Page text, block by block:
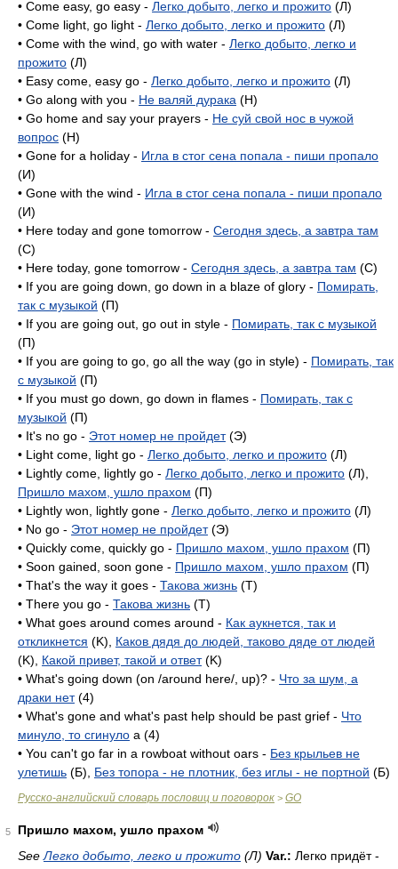
• Come easy, go easy - Легко добыто, легко и прожито (Л)
• Come light, go light - Легко добыто, легко и прожито (Л)
• Come with the wind, go with water - Легко добыто, легко и
прожито (Л)
• Easy come, easy go - Легко добыто, легко и прожито (Л)
• Go along with you - Не валяй дурака (H)
• Go home and say your prayers - Не суй свой нос в чужой
вопрос (H)
• Gone for a holiday - Игла в стог сена попала - пиши пропало
(И)
• Gone with the wind - Игла в стог сена попала - пиши пропало
(И)
• Here today and gone tomorrow - Сегодня здесь, а завтра там
(C)
• Here today, gone tomorrow - Сегодня здесь, а завтра там (C)
• If you are going down, go down in a blaze of glory - Помирать,
так с музыкой (П)
• If you are going out, go out in style - Помирать, так с музыкой
(П)
• If you are going to go, go all the way (go in style) - Помирать, так
с музыкой (П)
• If you must go down, go down in flames - Помирать, так с
музыкой (П)
• It's no go - Этот номер не пройдет(Э)
• Light come, light go - Легко добыто, легко и прожито (Л)
• Lightly come, lightly go - Легко добыто, легко и прожито (Л),
Пришло махом, ушло прахом (П)
• Lightly won, lightly gone - Легко добыто, легко и прожито (Л)
• No go - Этот номер не пройдет(Э)
• Quickly come, quickly go - Пришло махом, ушло прахом (П)
• Soon gained, soon gone - Пришло махом, ушло прахом (П)
• That's the way it goes - Такова жизнь (T)
• There you go - Такова жизнь (T)
• What goes around comes around - Как аукнется, так и
откликнется (K), Каков дядя до людей, таково дяде от людей
(K), Какой привет, такой и ответ(K)
• What's going down (on /around here/, up)? - Что за шум, а
драки нет(4)
• What's gone and what's past help should be past grief - Что
минуло, то сгинуло a (4)
• You can't go far in a rowboat without oars - Без крыльев не
улетишь (Б), Без топора - не плотник, без иглы - не портной (Б)
Русско-английский словарь пословиц и поговорок > GO
5
Пришло махом, ушло прахом
See Легко добыто, легко и прожито (Л) Var.: Легко придёт -